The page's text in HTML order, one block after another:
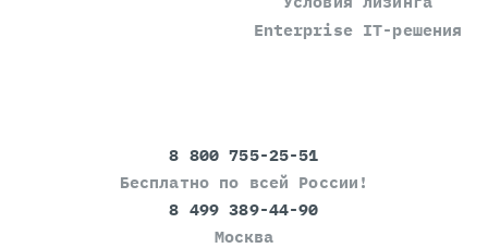
Enterprise IT-решения
8 800 755-25-51
Бесплатно по всей России!
8 499 389-44-90
Москва